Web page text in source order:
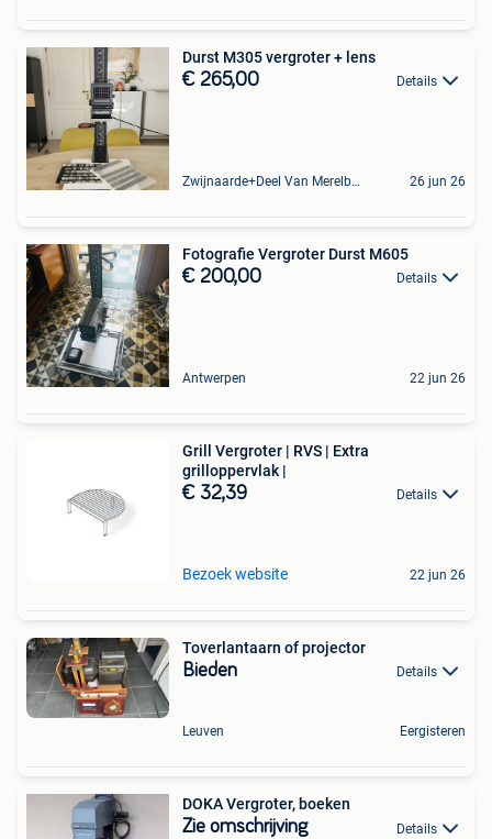
Durst M305 vergroter + lens
€ 265,00 Details
Zwijnaarde+Deel Van Merelbeke 26 jun 26
Fotografie Vergroter Durst M605
€ 200,00 Details
Antwerpen 22 jun 26
Grill Vergroter | RVS | Extra
grilloppervlak |
€ 32,39 Details
Bezoek website 22 jun 26
Toverlantaarn of projector
Bieden Details
Leuven Eergisteren
DOKA Vergroter, boeken
Zie omschrijving Details